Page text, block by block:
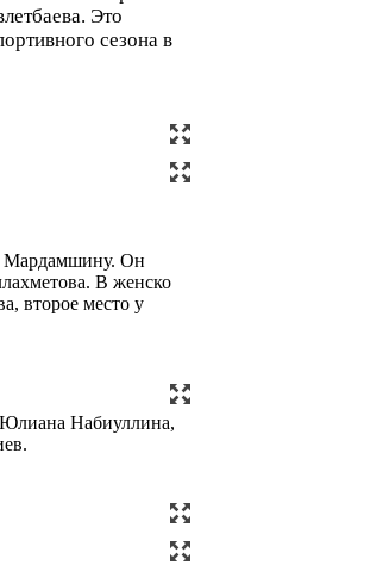
Это
сезона в
Мардамшину. Он
В женско
второе место у
Набиуллина,